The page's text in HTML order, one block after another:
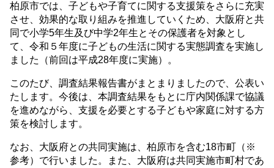
柏原市では、子どもや子育てに関する支援策をさらに充実
させ、効果的な取り組みを推進していくため、大阪府と共
同で小学5年生及び中学2年生とその保護者を対象とし
て、令和５年度に子どもの生活に関する実態調査を実施し
ました（前回は平成28年度に実施）。
このたび、調査結果報告書がまとまりましたので、公表い
たします。今後は、本調査結果をもとに庁内関係課で協議
を進めながら、支援を必要とする子どもや家庭に対する方
策を検討します。
なお、大阪府との共同実施は、柏原市を含む18市町（※
参考）で行いました。また、大阪府は共同実施市町村であ